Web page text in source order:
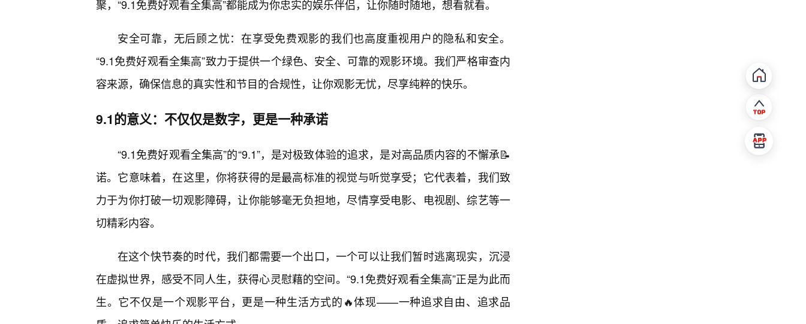
聚，“9.1免费好观看全集高”都能成为你忠实的娱乐伴侣，让你随时随地，想看就看。
安全可靠，无后顾之忧：在享受免费观影的我们也高度重视用户的隐私和安全。
“9.1免费好观看全集高”致力于提供一个绿色、安全、可靠的观影环境。我们严格审查内
容来源，确保信息的真实性和节目的合规性，让你观影无忧，尽享纯粹的快乐。
9.1的意义：不仅仅是数字，更是一种承诺
“9.1免费好观看全集高”的“9.1”，是对极致体验的追求，是对高品质内容的不懈承📝
诺。它意味着，在这里，你将获得的是最高标准的视觉与听觉享受；它代表着，我们致
力于为你打破一切观影障碍，让你能够毫无负担地，尽情享受电影、电视剧、综艺等一
切精彩内容。
在这个快节奏的时代，我们都需要一个出口，一个可以让我们暂时逃离现实，沉浸
在虚拟世界，感受不同人生，获得心灵慰藉的空间。“9.1免费好观看全集高”正是为此而
生。它不仅是一个观影平台，更是一种生活方式的🔥体现——一种追求自由、追求品